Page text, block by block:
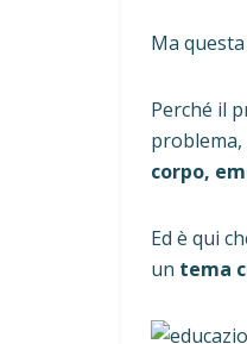
Ma
Perché il
corpo,
Ed è qui
un tema